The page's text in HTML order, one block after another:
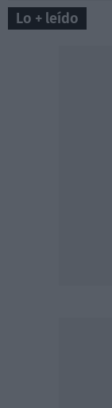
Lo + leído